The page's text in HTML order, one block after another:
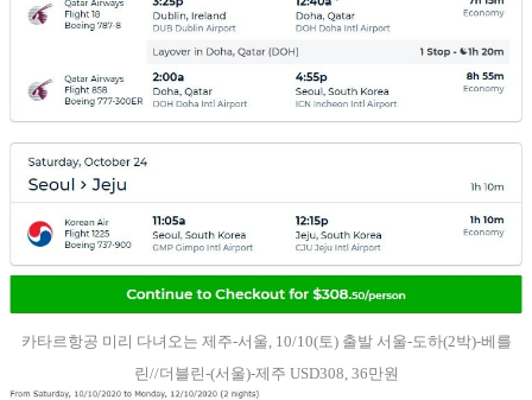
카타르항공 미리 다녀오는 제주-서울, 10/10(토) 출발 서울-도하(2박)-베를
린//더블린-(서울)-제주 USD308, 36만원